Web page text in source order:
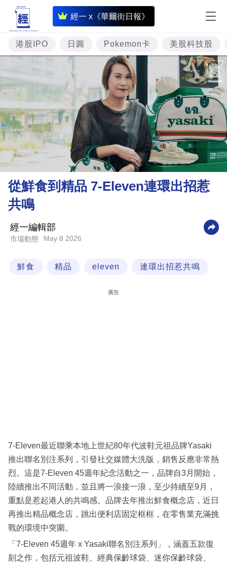
經一 x《華爾街日報》
即
時
財
經
專
題
投
資
樓
市
理
財
科
區
港股IPO 日圓 Pokemon卡 美股科技股
從鮮食到精品 7-Eleven連環出招惹
共鳴
經一編輯部
市場動態 May 8 2026
鮮食 精品 eleven 連環出招惹共鳴
廣告
7-Eleven最近聯乘本地上世紀80年代波鞋元祖品牌Yasaki
推出聯名別注系列，引發社交媒體大洗版，銷售反應非常熱
烈。這是7-Eleven 45週年紀念活動之一，品牌自3月開始，
陸續推出不同活動，並且將一浪接一浪，至少持續至9月，
重點是惹起港人的共鳴感。品牌去年推出鮮食概念店，近日
再推出精品概念店，跳出便利店固定框框，在零售業充滿挑
戰的環境中突圍。
「7-Eleven 45週年 x Yasaki聯名別注系列」，涵蓋五款復
刻之作，包括元祖波鞋、經典保齡球袋、迷你保齡球袋、